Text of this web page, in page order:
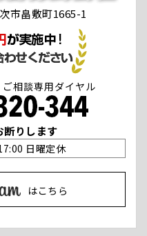
市畠敷町1665-1
相談専用ダイヤル
りします
日曜定休
はこちら